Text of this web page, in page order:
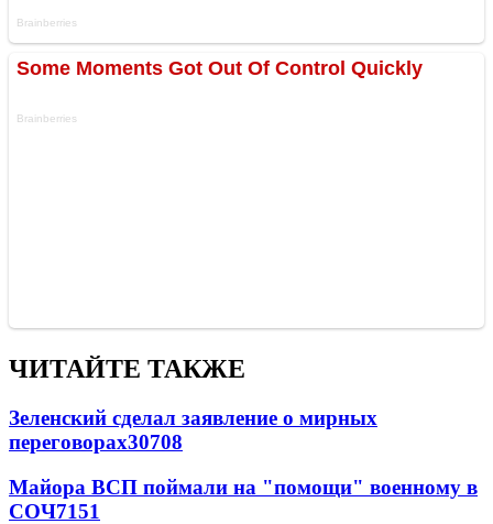
ЧИТАЙТЕ ТАКЖЕ
Зеленский сделал заявление о мирных
переговорах30708
Майора ВСП поймали на "помощи" военному в
СОЧ7151